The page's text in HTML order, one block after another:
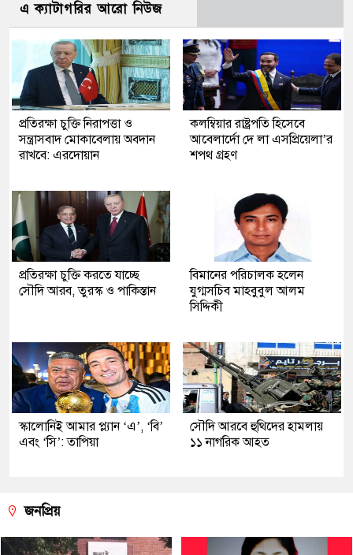
এ ক্যাটাগরির আরো নিউজ
প্রতিরক্ষা চুক্তি নিরাপত্তা ও
সন্ত্রাসবাদ মোকাবেলায় অবদান
রাখবে: এরদোয়ান
কলম্বিয়ার রাষ্ট্রপতি হিসেবে
আবেলার্দো দে লা এসপ্রিয়েলা’র
শপথ গ্রহণ
প্রতিরক্ষা চুক্তি করতে যাচ্ছে
সৌদি আরব, তুরস্ক ও পাকিস্তান
বিমানের পরিচালক হলেন
যুগ্মসচিব মাহবুবুল আলম
সিদ্দিকী
স্কালোনিই আমার প্ল্যান ‘এ’, ‘বি’
এবং ‘সি’: তাপিয়া
সৌদি আরবে হুথিদের হামলায়
১১ নাগরিক আহত
জনপ্রিয়